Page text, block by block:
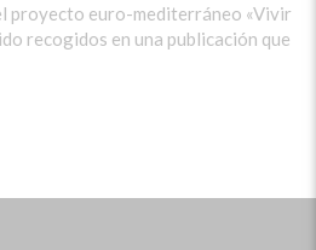
proyecto euro-mediterráneo «Vivir
recogidos en una publicación que